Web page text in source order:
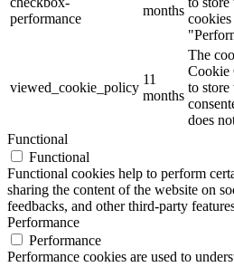
performance
months
viewed_cookie_policy
11
months
The
Cookie
to store
does
Functional
Functional
Functional cookies help to perform
sharing the content of the website on
feedbacks, and other third-party
Performance
Performance
Performance cookies are used to